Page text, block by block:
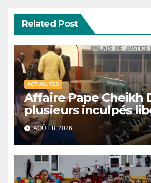
Related Post
ACTUALITÉS
Affaire Pape Cheikh
plusieurs inculpés
après un non-lieu
AOÛT 8, 2026